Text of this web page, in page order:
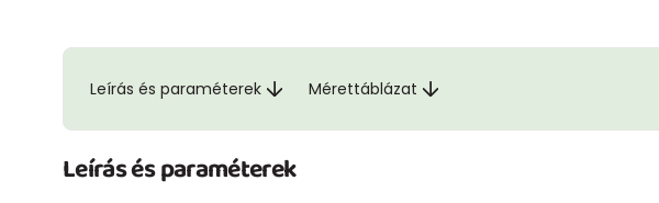
Leírás és paraméterek Mérettáblázat
Leírás és paraméterek